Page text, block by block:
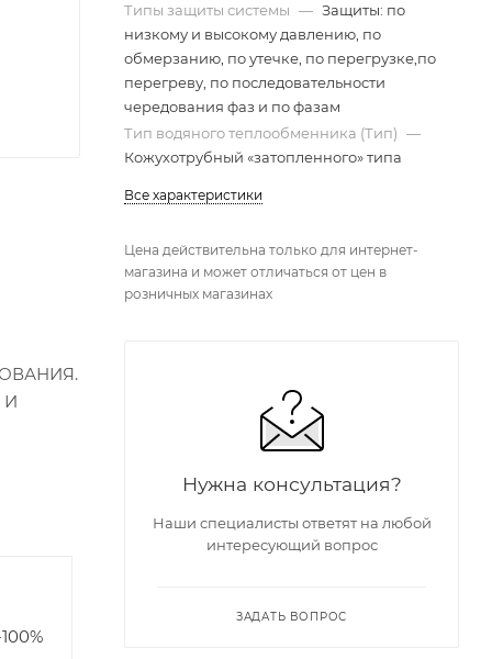
И
Типы защиты системы — Защиты: по
низкому и высокому давлению, по
обмерзанию, по утечке, по перегрузке,по
перегреву, по последовательности
чередования фаз и по фазам
Тип водяного теплообменника (Тип) —
Кожухотрубный «затопленного» типа
Все характеристики
Цена действительна только для интернет-
магазина и может отличаться от цен в
розничных магазинах
Нужна консультация?
Наши специалисты ответят на любой
интересующий вопрос
ЗАДАТЬ ВОПРОС